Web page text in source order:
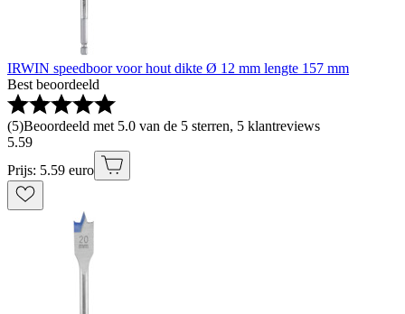
IRWIN speedboor voor hout dikte Ø 12 mm lengte 157 mm
Best beoordeeld
(5)Beoordeeld met 5.0 van de 5 sterren, 5 klantreviews
5.59
Prijs: 5.59 euro